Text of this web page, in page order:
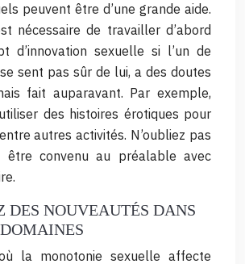
peuvent être d’une grande aide.
nécessaire de travailler d’abord
d’innovation sexuelle si l’un de
sent pas sûr de lui, a des doutes
fait auparavant. Par exemple,
des histoires érotiques pour
autres activités. N’oubliez pas
convenu au préalable avec
DES NOUVEAUTÉS DANS
la monotonie sexuelle affecte